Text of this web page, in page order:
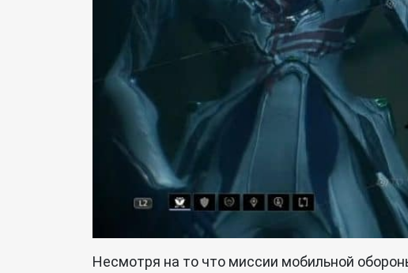
Несмотря на то что миссии мобильной